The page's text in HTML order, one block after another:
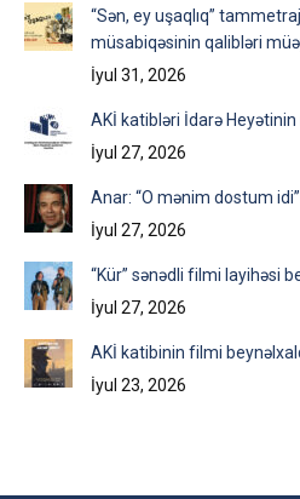
“Sən, ey uşaqlıq”
müsabiqəsinin qalibləri
İyul 31, 2026
AKİ katibləri İdarə Heyətinin
İyul 27, 2026
Anar: “O mənim dostum
İyul 27, 2026
“Kür” sənədli filmi layihəsi
İyul 27, 2026
AKİ katibinin filmi
İyul 23, 2026